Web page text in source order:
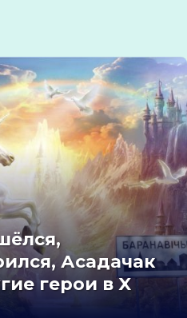
Асадачак
герои в X